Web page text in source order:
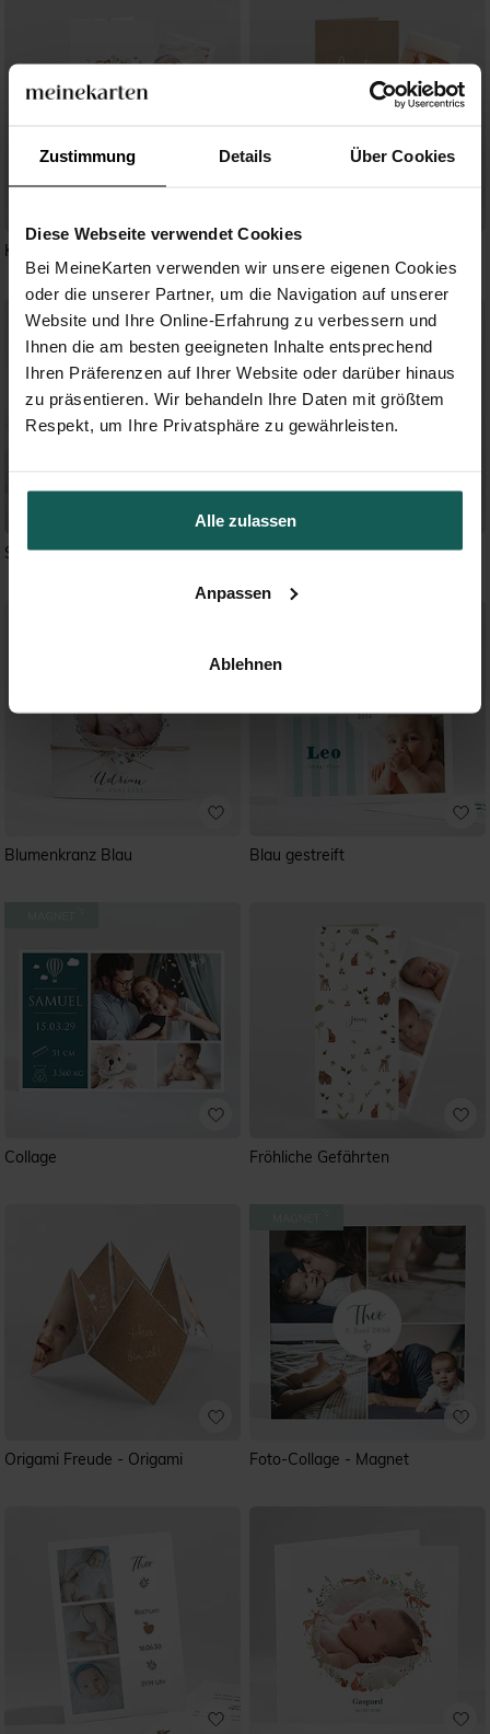
Zustimmung Details Über Cookies
Diese Webseite verwendet Cookies
Bei MeineKarten verwenden wir unsere eigenen Cookies
oder die unserer Partner, um die Navigation auf unserer
Website und Ihre Online-Erfahrung zu verbessern und
Ihnen die am besten geeigneten Inhalte entsprechend
Ihren Präferenzen auf Ihrer Website oder darüber hinaus
zu präsentieren. Wir behandeln Ihre Daten mit größtem
Respekt, um Ihre Privatsphäre zu gewährleisten.
Alle zulassen
Anpassen
Ablehnen
Kleine Waldtiere -Fotostreifen
Schöner Umschlag Kleiner Drache
Blumenkranz Blau Blau gestreift
Collage Fröhliche Gefährten
Origami Freude - Origami Foto-Collage - Magnet